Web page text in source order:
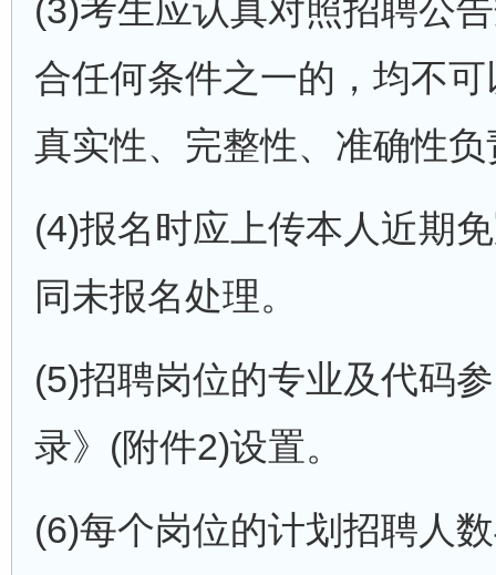
(3)考生应认真对照招聘公
合任何条件之一的，均不
真实性、完整性、准确性负
(4)报名时应上传本人近期
同未报名处理。
(5)招聘岗位的专业及代码
录》(附件2)设置。
(6)每个岗位的计划招聘人